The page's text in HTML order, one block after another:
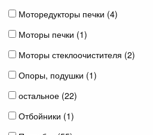
Моторедукторы печки (4)
Моторы печки (1)
Моторы стеклоочистителя (2)
Опоры, подушки (1)
остальное (22)
Отбойники (1)